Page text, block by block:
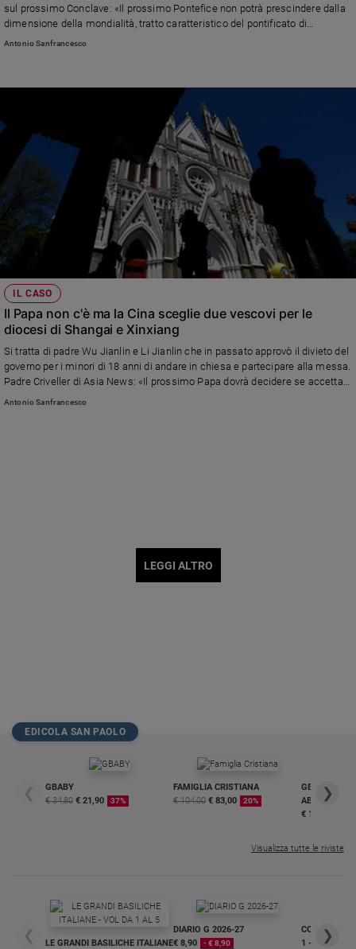
sul prossimo Conclave: «Il prossimo Pontefice non potrà prescindere dalla
dimensione della mondialità, tratto caratteristico del pontificato di
Bergoglio, come si è visto in maniera rilevante anche nella celebrazione
Antonio Sanfrancesco
IL CASO
Il Papa non c'è ma la Cina sceglie due vescovi per le
diocesi di Shangai e Xinxiang
Si tratta di padre Wu Jianlin e Li Jianlin che in passato approvò il divieto del
governo per i minori di 18 anni di andare in chiesa e partecipare alla messa.
Padre Criveller di Asia News: «Il prossimo Papa dovrà decidere se accettare
o meno queste designazioni ma, in generale, non c’è da stupirsi per
Antonio Sanfrancesco
LEGGI ALTRO
EDICOLA SAN PAOLO
❮
GBABY
€ 34,80 € 21,90 37%
FAMIGLIA CRISTIANA
€ 104,00 € 83,00 20%
GBABY
€ 16,99
❯
Visualizza tutte le riviste
❮
LE GRANDI BASILICHE ITALIANE
DIARIO G 2026-27
€ 8,90
- € 8,90
COLLANA
1 - 2
❯